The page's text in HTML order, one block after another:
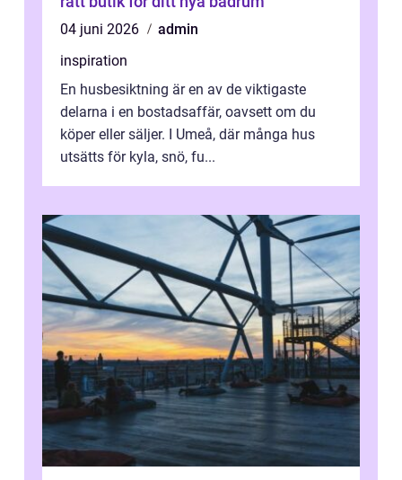
04 juni 2026
admin
inspiration
En husbesiktning är en av de viktigaste
delarna i en bostadsaffär, oavsett om du
köper eller säljer. I Umeå, där många hus
utsätts för kyla, snö, fu...